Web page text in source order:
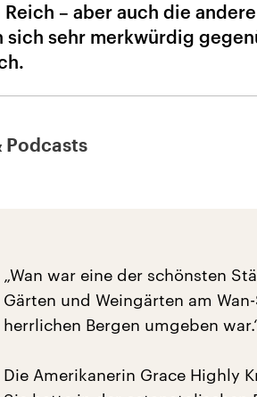
Reich – aber auch die
sich sehr merkwürdig
Podcasts
„Wan war eine der schönsten
Gärten und Weingärten am
herrlichen Bergen umgeben
Die Amerikanerin Grace Highly